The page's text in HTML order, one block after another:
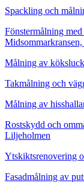
Spackling och
Fönstermålning
Målning av
Takmålning och
Målning av
Rostskydd och
Liljeholmen
Ytskiktsrenovering
Fasadmålning av